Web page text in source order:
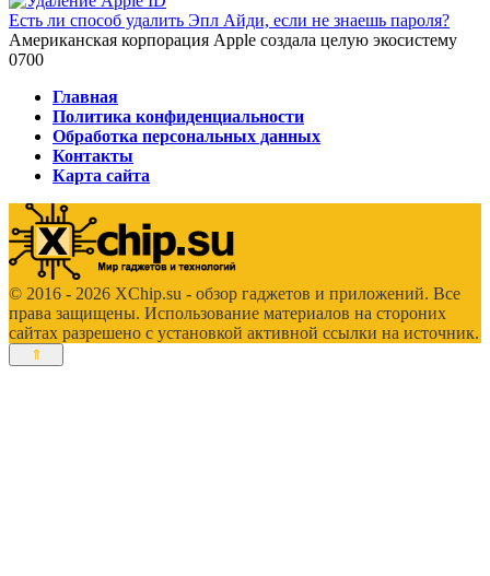
Есть ли способ удалить Эпл Айди, если не знаешь пароля?
Американская корпорация Apple создала целую экосистему
0700
Главная
Политика конфиденциальности
Обработка персональных данных
Контакты
Карта сайта
© 2016 - 2026 XChip.su - обзор гаджетов и приложений. Все
права защищены. Использование материалов на стороних
сайтах разрешено с установкой активной ссылки на источник.